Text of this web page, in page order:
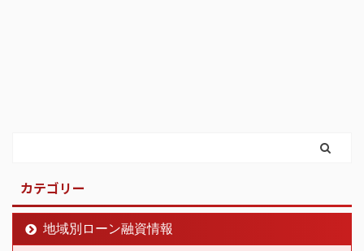
カテゴリー
地域別ローン融資情報